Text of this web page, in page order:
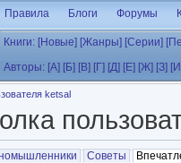
Правила Блоги Форумы
Книги: [Новые] [Жанры] [Серии]
Авторы: [А] [Б] [В] [Г] [Д] [Е] [Ж] [З]
ketsal
Советы